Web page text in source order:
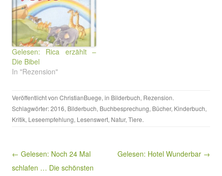
Gelesen: Rica erzählt –
Die Bibel
In "Rezension"
Veröffentlicht von ChristianBuege, in Bilderbuch, Rezension.
Schlagwörter:2016, Bilderbuch, Buchbesprechung, Bücher, Kinderbuch,
Kritik, Leseempfehlung, Lesenswert, Natur, Tiere.
Beitragsnavigation
← Gelesen: Noch 24 Mal
schlafen … Die schönsten
Gelesen: Hotel Wunderbar →